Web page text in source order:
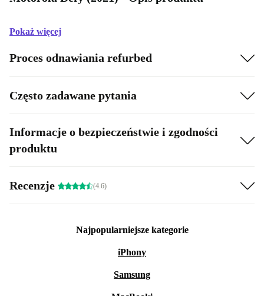
Pokaż więcej
Proces odnawiania refurbed
Często zadawane pytania
Informacje o bezpieczeństwie i zgodności
produktu
Recenzje (4.6)
Najpopularniejsze kategorie
iPhony
Samsung